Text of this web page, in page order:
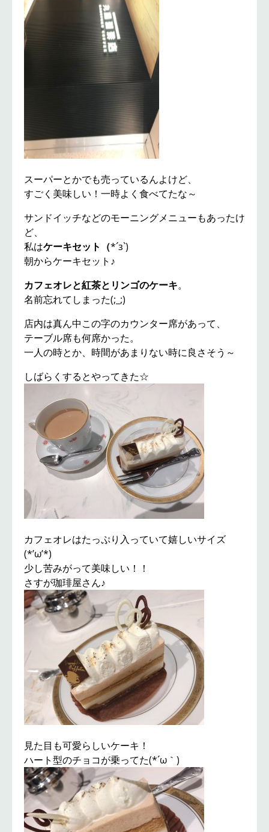
スーパーとかでも売っているんよけど、
すごく美味しい！一時よく食べてたな～
サンドイッチなどのモーニングメニューもあったけ
ど、
私はケーキセット（*´з`)
朝からケーキセット♪
カフェオレと紅茶とリンゴのケーキ。
名前忘れてしまった(;_;)
店内は真ん中この字のカウンター席があって、
テーブル席も何席かった。
一人の時とか、時間があまりない時に良さそう～
しばらくするとやってきた☆
カフェオレはたっぷり入っていて嬉しいサイズ
(*’ω’*)
少し苦みがって美味しい！！
さすが珈琲屋さん♪
見た目も可愛らしいケーキ！
ハート型のチョコが乗ってた(*´ω｀)